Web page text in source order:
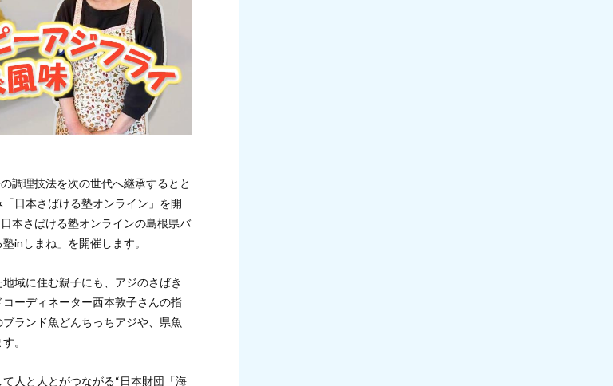
調理技法を次の世代へ継承するとと
日本さばける塾オンライン」を開
本さばける塾オンラインの島根県バ
inしまね」を開催します。
域に住む親子にも、アジのさばき
ーディネーター西本敦子さんの指
ランド魚どんちっちアジや、県魚
。
人と人とがつながる“日本財団「海